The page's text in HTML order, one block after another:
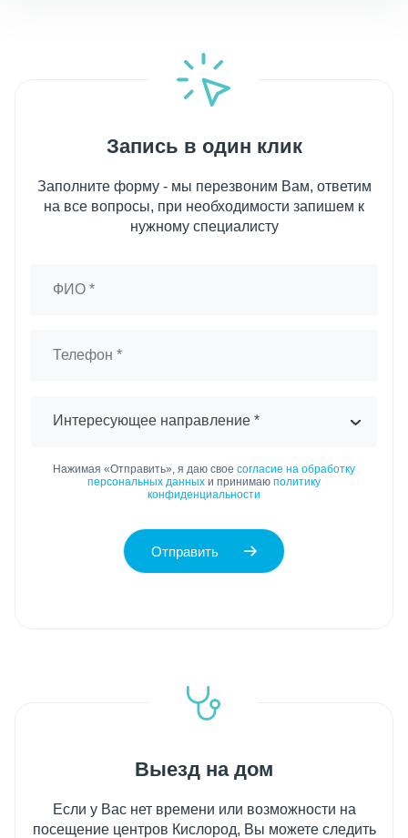
Запись в один клик
Заполните форму - мы перезвоним Вам, ответим
на все вопросы, при необходимости запишем к
нужному специалисту
Интересующее направление *
Нажимая «Отправить», я даю свое согласие на обработку
персональных данных и принимаю политику
конфиденциальности
Отправить
Выезд на дом
Если у Вас нет времени или возможности на
посещение центров Кислород, Вы можете следить